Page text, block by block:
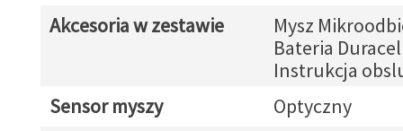
Akcesoria w zestawie
Mysz
Bateria
Instrukcja
Sensor myszy
Optyczny